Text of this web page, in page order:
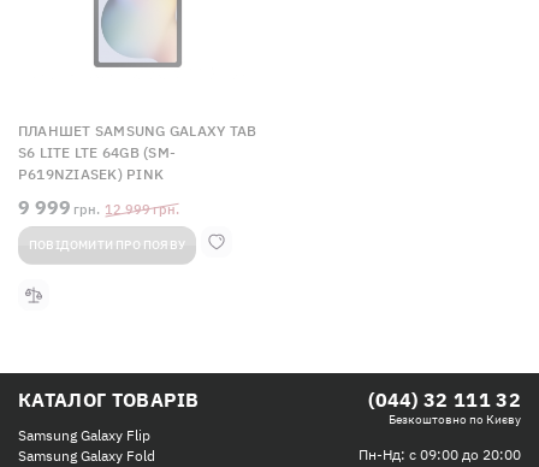
ПЛАНШЕТ SAMSUNG GALAXY TAB
S6 LITE LTE 64GB (SM-
P619NZIASEK) PINK
12 999грн.
9 999 грн.
ПОВІДОМИТИ ПРО ПОЯВУ
КАТАЛОГ ТОВАРІВ
Samsung Galaxy Flip
Samsung Galaxy Fold
(044) 32 111 32
Безкоштовно по Києву
Пн-Нд: с 09:00 до 20:00